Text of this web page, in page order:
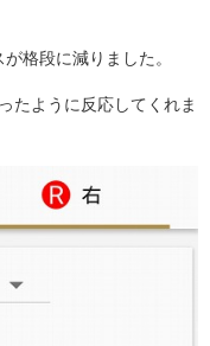
格段に減りました。
たように反応してくれま